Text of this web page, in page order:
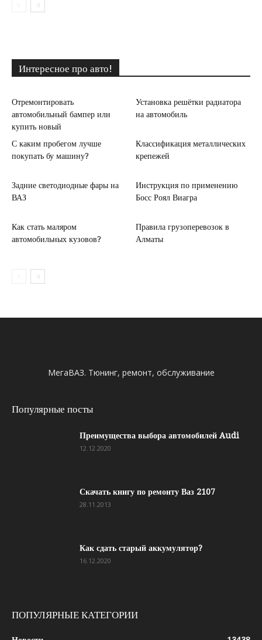
Интересное про авто!
Отремонтировать
автомобильный бампер или
купить новый
Установка решётки радиатора
на автомобиль
С каким пробегом лучше
покупать бу машину?
Классификация металлических
крепежей
Задние светодиодные фары на
ВАЗ
Инструкция по применению
Босс Роял Виагра
Как стать маляром
автомобильных кузовов?
Правила грузоперевозок в
Алматы
МегаВАЗ. Тюнинг, ремонт, обслуживание
Популярные посты
Преимущества выбора автомобилей Audi
12.12.2020
Скачать книгу по ремонту Ваз 2107
28.11.2013
Как сдать старый аккумулятор?
16.12.2020
ПОПУЛЯРНЫЕ КАТЕГОРИИ